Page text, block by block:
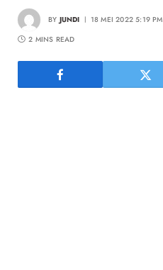
BY JUNDI 18 MEI 2022 5:19 PM
2 MINS READ